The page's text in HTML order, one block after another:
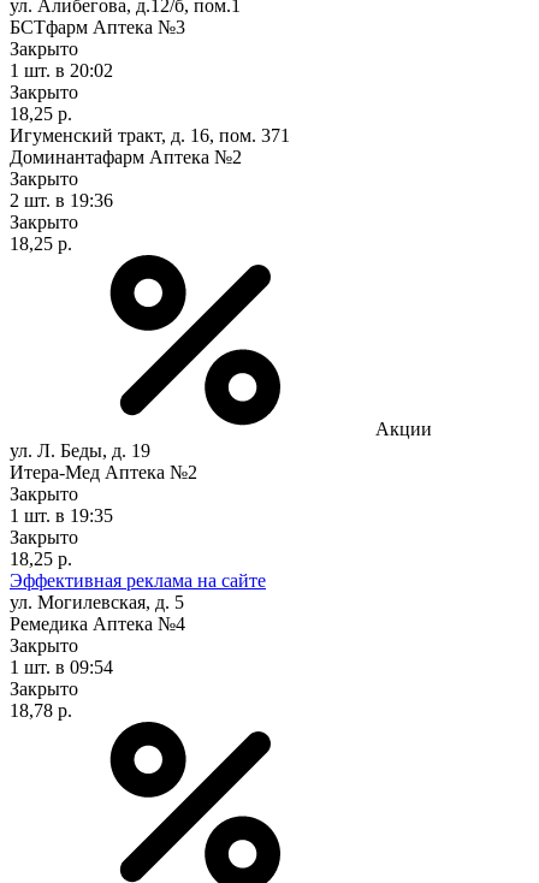
ул. Алибегова, д.12/б, пом.1
БСТфарм Аптека №3
Закрыто
1 шт. в 20:02
Закрыто
18,25 р.
Игуменский тракт, д. 16, пом. 371
Доминантафарм Аптека №2
Закрыто
2 шт. в 19:36
Закрыто
18,25 р.
Акции
ул. Л. Беды, д. 19
Итера-Мед Аптека №2
Закрыто
1 шт. в 19:35
Закрыто
18,25 р.
Эффективная реклама на сайте
ул. Могилевская, д. 5
Ремедика Аптека №4
Закрыто
1 шт. в 09:54
Закрыто
18,78 р.